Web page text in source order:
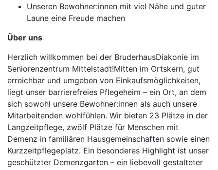
Unseren Bewohner:innen mit viel Nähe und guter
Laune eine Freude machen
Über uns
Herzlich willkommen bei der BruderhausDiakonie im
Seniorenzentrum Mittelstadt!Mitten im Ortskern, gut
erreichbar und umgeben von Einkaufsmöglichkeiten,
liegt unser barrierefreies Pflegeheim – ein Ort, an dem
sich sowohl unsere Bewohner:innen als auch unsere
Mitarbeitenden wohlfühlen. Wir bieten 23 Plätze in der
Langzeitpflege, zwölf Plätze für Menschen mit
Demenz in familiären Hausgemeinschaften sowie einen
Kurzzeitpflegeplatz. Ein besonderes Highlight ist unser
geschützter Demenzgarten – ein liebevoll gestalteter